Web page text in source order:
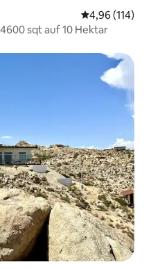
4,96 (114)
sqt auf 10 Hektar